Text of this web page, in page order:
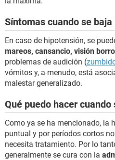
Síntomas cuando se
En caso de hipotensión, se
mareos, cansancio, visión
problemas de audición (
vómitos y, a menudo, está
malestar generalizado.
Qué puedo hacer
Como ya se ha mencionado, la
puntual y por períodos cortos
necesita tratamiento. Por lo
generalmente se cura con la